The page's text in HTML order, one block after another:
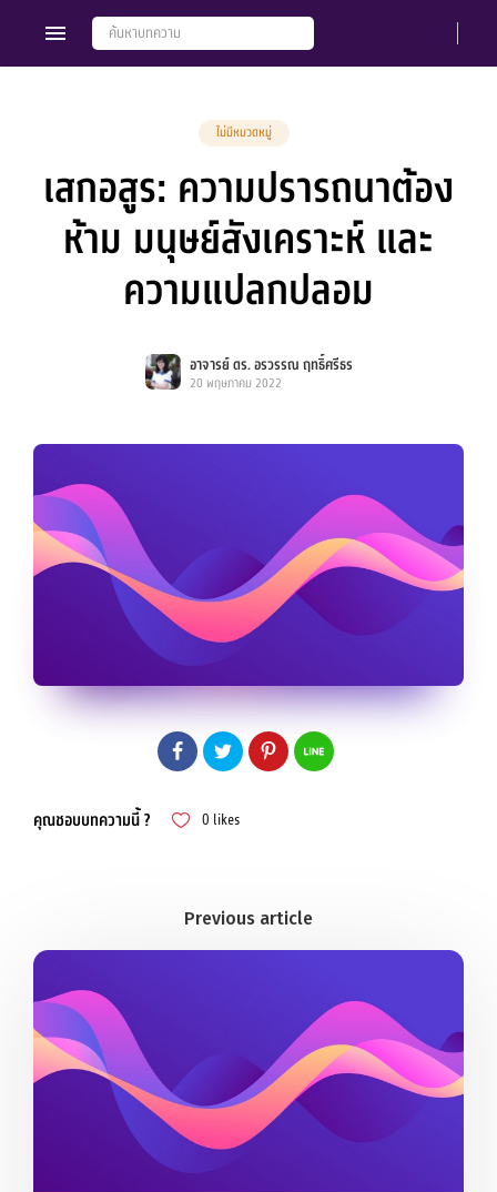
ไม่มีหมวดหมู่
เสกอสูร: ความปรารถนาต้อง
ห้าม มนุษย์สังเคราะห์ และ
ความแปลกปลอม
อาจารย์ ดร. อรวรรณ ฤทธิ์ศรีธร
20 พฤษภาคม 2022
คุณชอบบทความนี้ ? 0 likes
Members Groups